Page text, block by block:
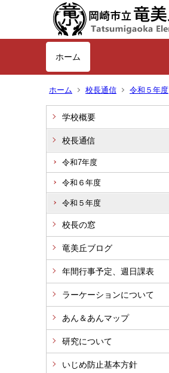
ホーム
ホーム 校長通信 令和５年度
学校概要
校長通信
令和7年度
令和６年度
令和５年度
校長の窓
竜美丘ブログ
年間行事予定、週日課表
ラーケーションについて
あん＆あんマップ
研究について
いじめ防止基本方針